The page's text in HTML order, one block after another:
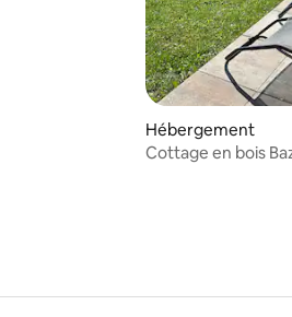
Hébergement
Cottage en bois